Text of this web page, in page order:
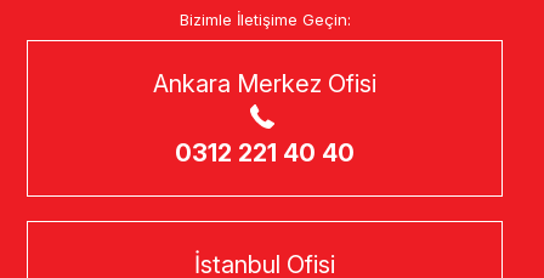
Bizimle İletişime Geçin:
Ankara Merkez Ofisi
0312 221 40 40
İstanbul Ofisi